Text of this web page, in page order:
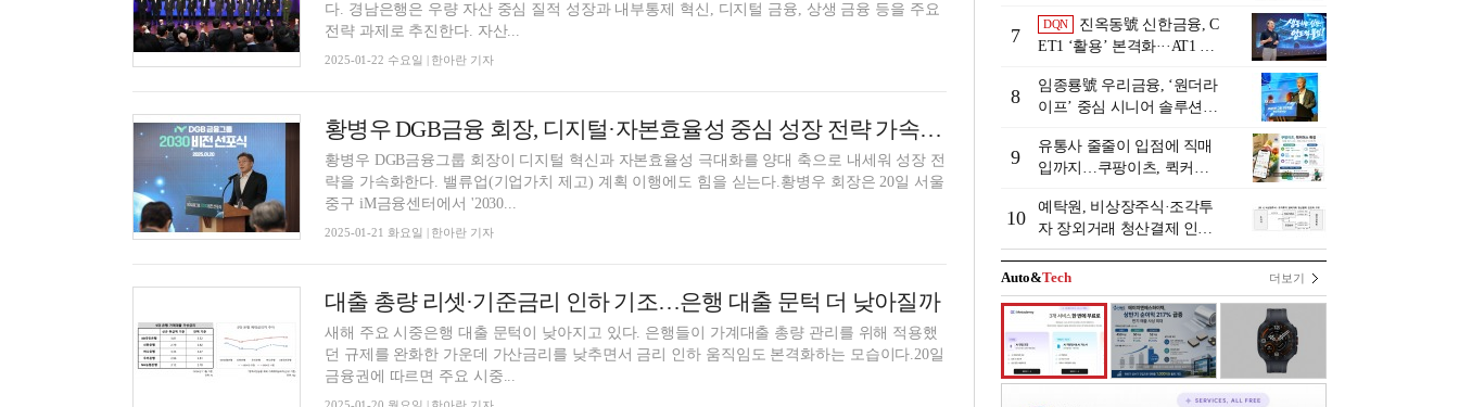
다. 경남은행은 우량 자산 중심 질적 성장과 내부통제 혁신, 디지털 금융, 상생 금융 등을 주요
전략 과제로 추진한다. 자산...
2025-01-22 수요일 | 한아란 기자
황병우 DGB금융 회장, 디지털·자본효율성 중심 성장 전략 가속 페달
황병우 DGB금융그룹 회장이 디지털 혁신과 자본효율성 극대화를 양대 축으로 내세워 성장 전
략을 가속화한다. 밸류업(기업가치 제고) 계획 이행에도 힘을 싣는다.황병우 회장은 20일 서울
중구 iM금융센터에서 '2030...
2025-01-21 화요일 | 한아란 기자
대출 총량 리셋·기준금리 인하 기조…은행 대출 문턱 더 낮아질까
새해 주요 시중은행 대출 문턱이 낮아지고 있다. 은행들이 가계대출 총량 관리를 위해 적용했
던 규제를 완화한 가운데 가산금리를 낮추면서 금리 인하 움직임도 본격화하는 모습이다.20일
금융권에 따르면 주요 시중...
7
DQN
진옥동號 신한금융, C
ET1 ‘활용’ 본격화···AT1 늘
view]
8
임종룡號 우리금융, ‘원더라
이프’ 중심 시니어 솔루션
[금융 시니어 비즈니스 돋보
기]
9
유통사 줄줄이 입점에 직매
입까지…쿠팡이츠, 퀵커머
10
예탁원, 비상장주식·조각투
자 장외거래 청산결제 인프
라 구축 착수
Auto&Tech 더보기